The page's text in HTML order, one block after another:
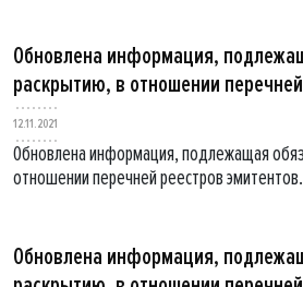
Обновлена информация,
раскрытию, в отношении
12.11.2021
Обновлена информация, подлежащая
отношении перечней реестров эмитентов.
Обновлена информация,